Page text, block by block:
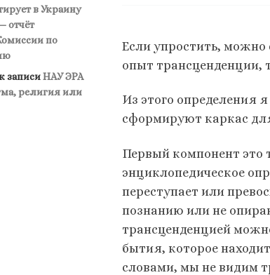
Если упростить,
опыт трансценденции,
Из этого определения
сформируют каркас
Первый компонент это
энциклопедическое
переступает или
познанию или не
трансценденцией
бытия, которое
словами, мы не видим
в Украину
отчёт
по
записиНАУ ЭРА
религия или